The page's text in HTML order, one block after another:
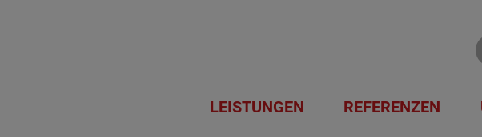
LEISTUNGEN REFERENZEN